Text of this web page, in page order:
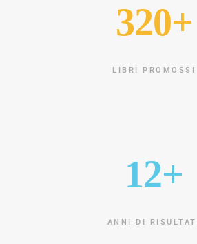
320+
LIBRI PROMOSSI
12+
ANNI DI RISULTATI